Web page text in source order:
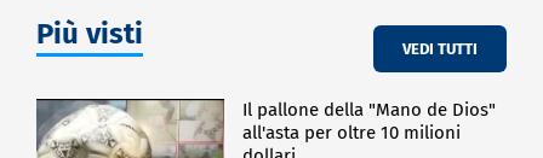
Più visti VEDI TUTTI
Il pallone della "Mano de Dios"
all'asta per oltre 10 milioni